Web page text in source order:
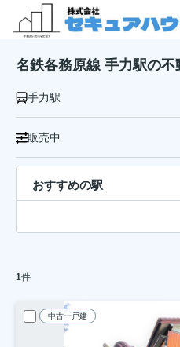
名鉄各務原線 手力駅の不
手力駅
販売中
おすすめの駅
1件
中古一戸建